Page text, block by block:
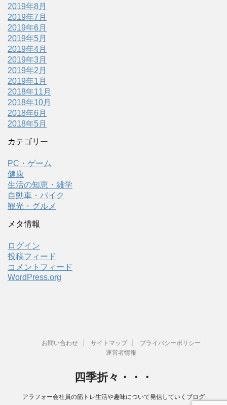
2019年8月
2019年7月
2019年6月
2019年5月
2019年4月
2019年3月
2019年2月
2019年1月
2018年11月
2018年10月
2018年6月
2018年5月
カテゴリー
PC・ゲーム
健康
生活の知恵・雑学
自動車・バイク
観光・グルメ
メタ情報
ログイン
投稿フィード
コメントフィード
WordPress.org
お問い合わせ サイトマップ
プライバシーポリシー
運営者情報
四季折々・・・
アラフォー会社員の筋トレ生活や趣味について発信していくブログ